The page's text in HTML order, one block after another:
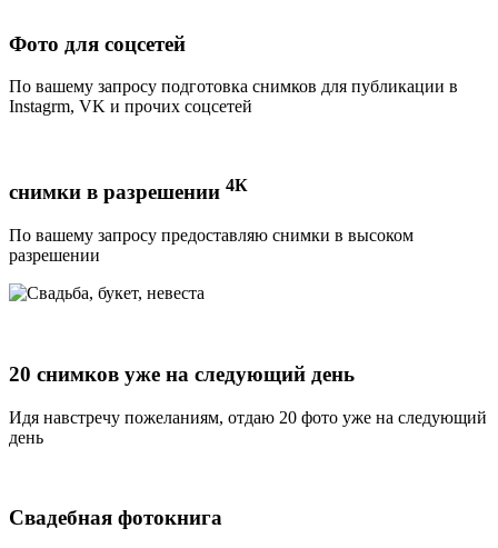
Фото для соцсетей
По вашему запросу подготовка снимков для публикации в
Instagrm, VK и прочих соцсетей
снимки в разрешении 4К
По вашему запросу предоставляю снимки в высоком
разрешении
20 снимков уже на следующий день
Идя навстречу пожеланиям, отдаю 20 фото уже на следующий
день
Свадебная фотокнига